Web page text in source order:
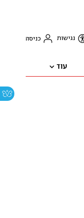
נגישות כניסה
עוד